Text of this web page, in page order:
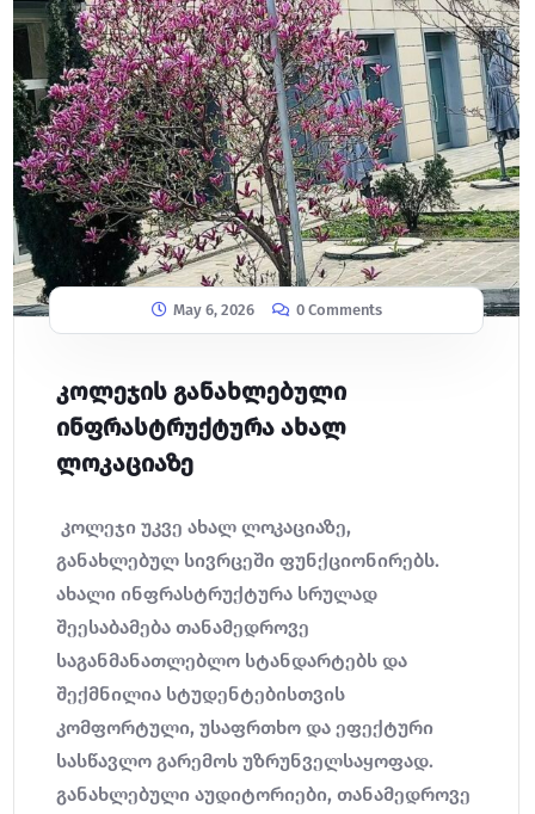
May 6, 2026 0 Comments
კოლეჯის განახლებული
ინფრასტრუქტურა ახალ
ლოკაციაზე
კოლეჯი უკვე ახალ ლოკაციაზე,
განახლებულ სივრცეში ფუნქციონირებს.
ახალი ინფრასტრუქტურა სრულად
შეესაბამება თანამედროვე
საგანმანათლებლო სტანდარტებს და
შექმნილია სტუდენტებისთვის
კომფორტული, უსაფრთხო და ეფექტური
სასწავლო გარემოს უზრუნველსაყოფად.
განახლებული აუდიტორიები, თანამედროვე